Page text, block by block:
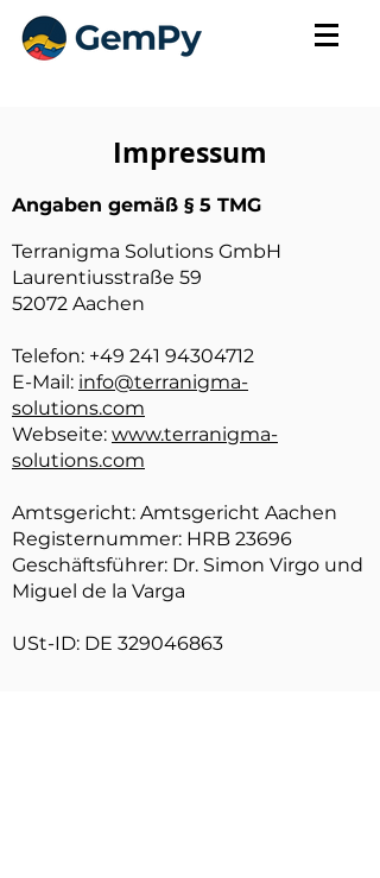
Impressum
Angaben gemäß § 5 TMG
Terranigma Solutions GmbH
Laurentiusstraße 59
52072 Aachen
Telefon: +49 241 94304712
E-Mail: info@terranigma-
solutions.com
Webseite: www.terranigma-
solutions.com
Amtsgericht: Amtsgericht Aachen
Registernummer: HRB 23696
Geschäftsführer: Dr. Simon Virgo und
Miguel de la Varga
USt-ID: DE 329046863